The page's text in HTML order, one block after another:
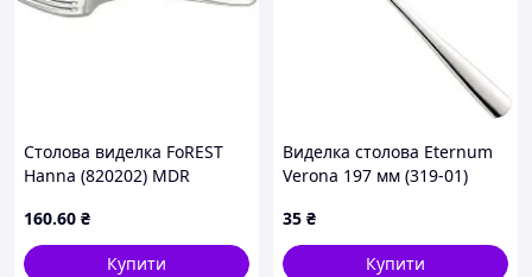
Столова виделка FoREST
Hanna (820202) MDR
160.60 ₴
Купити
Виделка столова Eternum
Verona 197 мм (319-01)
35 ₴
Купити